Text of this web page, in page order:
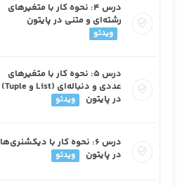
درس ۴: نحوه کار با متغیرهای
رشته‌ای و متنی در پایتون
ویدئو
درس ۵: نحوه کار با متغیرهای
عددی و دنباله‌ای (List و Tuple)
در پایتون
ویدئو
درس ۶: نحوه کار با دیکشنری‌ها
در پایتون
ویدئو